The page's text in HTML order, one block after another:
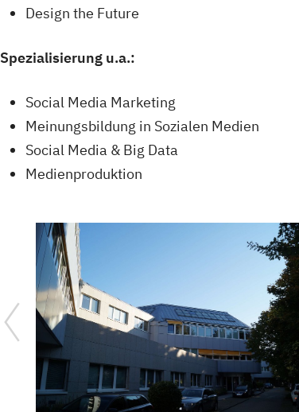
Design the Future
Spezialisierung u.a.:
Social Media Marketing
Meinungsbildung in Sozialen Medien
Social Media & Big Data
Medienproduktion